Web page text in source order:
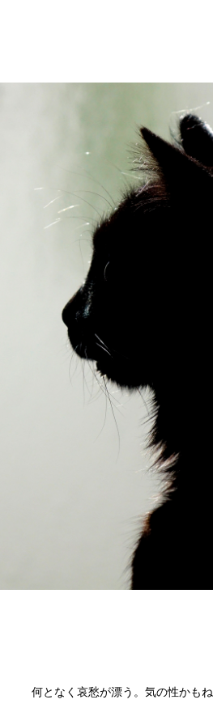
何となく哀愁が漂う。気の性かもね